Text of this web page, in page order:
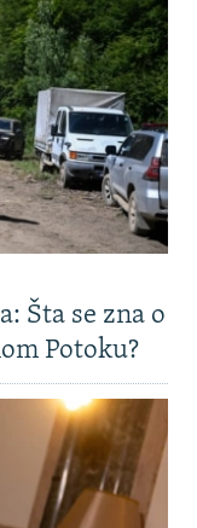
Šta se zna o
Potoku?